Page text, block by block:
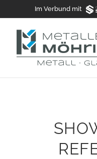
springen
Im Verbund mit